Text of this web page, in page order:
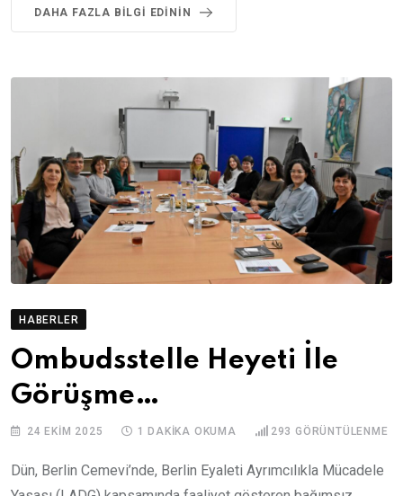
DAHA FAZLA BILGI EDININ
HABERLER
Ombudsstelle Heyeti İle
Görüşme…
24 EKIM 2025 1 DAKIKA OKUMA 293 GÖRÜNTÜLENME
Dün, Berlin Cemevi’nde, Berlin Eyaleti Ayrımcılıkla Mücadele